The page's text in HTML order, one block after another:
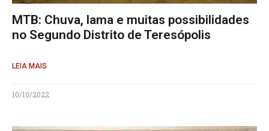
MTB: Chuva, lama e muitas possibilidades
no Segundo Distrito de Teresópolis
LEIA MAIS
10/10/2022